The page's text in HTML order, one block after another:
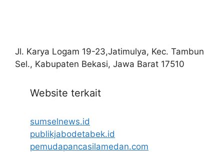
Jl. Karya Logam 19-23,Jatimulya, Kec. Tambun
Sel., Kabupaten Bekasi, Jawa Barat 17510
Website terkait
sumselnews.id
publikjabodetabek.id
pemudapancasilamedan.com